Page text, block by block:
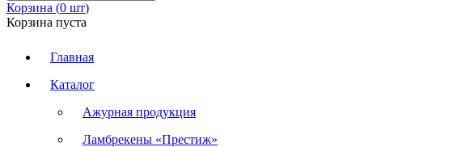
Корзина (0 шт)
Корзина пуста
Главная
Каталог
Ажурная продукция
Ламбрекены «Престиж»